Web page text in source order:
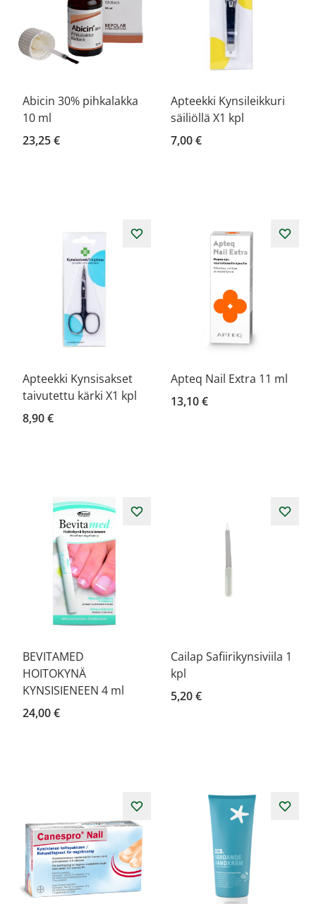
Abicin 30% pihkalakka
10 ml
23,25 €
Apteekki Kynsileikkuri
säiliöllä X1 kpl
7,00 €
Apteekki Kynsisakset
taivutettu kärki X1 kpl
8,90 €
Apteq Nail Extra 11 ml
13,10 €
BEVITAMED
HOITOKYNÄ
KYNSISIENEEN 4 ml
24,00 €
Cailap Safiirikynsiviila 1
kpl
5,20 €